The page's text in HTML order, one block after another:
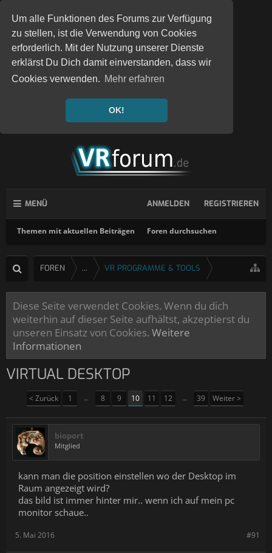
Um alle Funktionen des Forums zur Verfügung
zu stellen, ist die Verwendung von Cookies
erforderlich. Mit der Nutzung unserer Dienste
erklärst Du Dich damit einverstanden, dass wir
Cookies verwenden. Mehr erfahren
OK!
MENÜ
Themen mit aktuellen Beiträgen Foren durchsuchen
ANMELDEN REGISTRIEREN
FOREN ... VR PROGRAMME & TOOLS
Diese Seite verwendet Cookies. Wenn du dich
weiterhin auf dieser Seite aufhältst, akzeptierst du
unseren Einsatz von Cookies. Weitere
Informationen
VIRTUAL DESKTOP
< Zurück 1 ← 8 9 10 11 12 → 39 Weiter >
bioport
Mitglied
kann man die position einstellen wo der Desktop im
Raum angezeigt wird?
das bild ist immer hinter mir.. wenn ich auf mein pc
monitor schaue..
#91
5. Mai 2016